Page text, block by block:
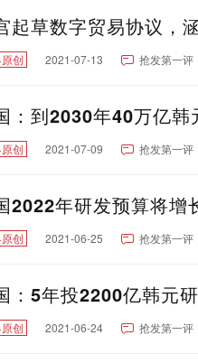
起草数字贸易协议，
原创 2021-07-13 抢发第一评
：到2030年40万亿
原创 2021-07-09 抢发第一评
2022年研发预算将
原创 2021-06-25 抢发第一评
：5年投2200亿韩元
原创 2021-06-24 抢发第一评